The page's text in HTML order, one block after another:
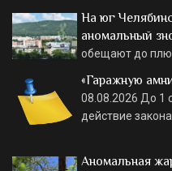
На юг
аномальный
обещают до
«Гаражную
08.08.2026 До 1
действие
Аномальная